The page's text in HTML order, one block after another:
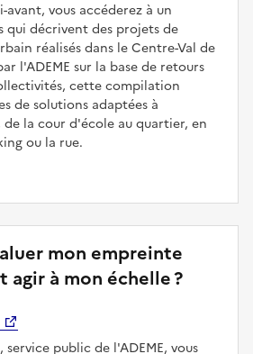
avant, vous accéderez à un
qui décrivent des projets de
réalisés dans le Centre-Val de
l'ADEME sur la base de retours
cette compilation
de solutions adaptées à
de la cour d'école au quartier, en
ou la rue.
mon empreinte
agir à mon échelle ?
service public de l'ADEME, vous